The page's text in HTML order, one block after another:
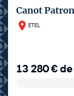
Canot
ETEL
13 280€